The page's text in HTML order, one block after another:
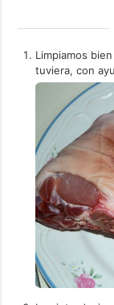
Limpiamos
tuviera, con